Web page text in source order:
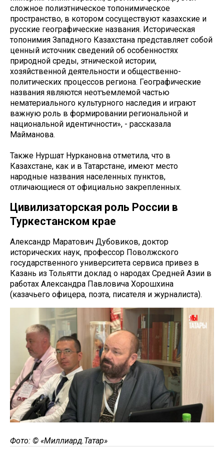
сложное полиэтническое топонимическое
пространство, в котором сосуществуют казахские и
русские географические названия. Историческая
топонимия Западного Казахстана представляет собой
ценный источник сведений об особенностях
природной среды, этнической истории,
хозяйственной деятельности и общественно-
политических процессов региона. Географические
названия являются неотъемлемой частью
нематериального культурного наследия и играют
важную роль в формировании региональной и
национальной идентичности», - рассказала
Майманова.
Также Нуршат Нуркановна отметила, что в
Казахстане, как и в Татарстане, имеют место
народные названия населенных пунктов,
отличающиеся от официально закрепленных.
Цивилизаторская роль России в
Туркестанском крае
Александр Маратович Дубовиков, доктор
исторических наук, профессор Поволжского
государственного университета сервиса привез в
Казань из Тольятти доклад о народах Средней Азии в
работах Александра Павловича Хорошхина
(казачьего офицера, поэта, писателя и журналиста).
Фото: © «Миллиард.Татар»